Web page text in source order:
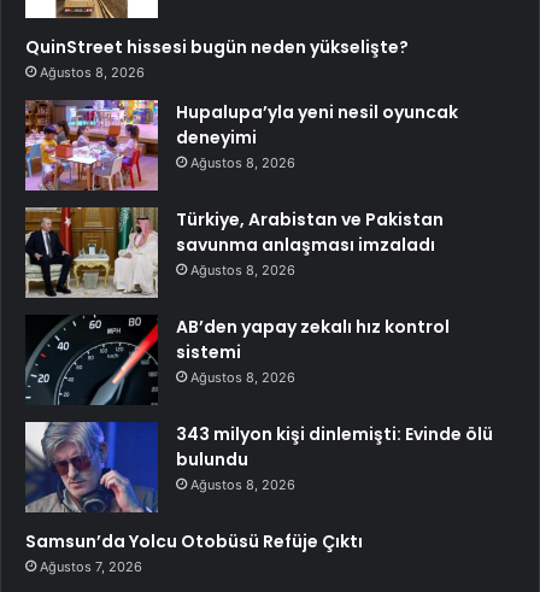
QuinStreet hissesi bugün neden yükselişte?
Ağustos 8, 2026
Hupalupa’yla yeni nesil oyuncak
deneyimi
Ağustos 8, 2026
Türkiye, Arabistan ve Pakistan
savunma anlaşması imzaladı
Ağustos 8, 2026
AB’den yapay zekalı hız kontrol
sistemi
Ağustos 8, 2026
343 milyon kişi dinlemişti: Evinde ölü
bulundu
Ağustos 8, 2026
Samsun’da Yolcu Otobüsü Refüje Çıktı
Ağustos 7, 2026